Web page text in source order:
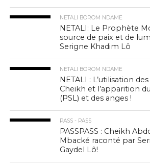
NETALI BOROM NDAME
NETALI: Le Prophète
source de paix et de
Serigne Khadim Lô
NETALI BOROM NDAME
NETALI : L’utilisation
Cheikh et l’apparition
(PSL) et des anges !
PASS - PASS
PASSPASS : Cheikh
Mbacké raconté par
Gaydel Lô!